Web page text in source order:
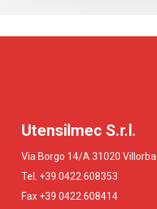
Utensilmec S.r.l.
Via Borgo 14/A 31020
Tel. +39 0422.608353
Fax +39 0422.608414